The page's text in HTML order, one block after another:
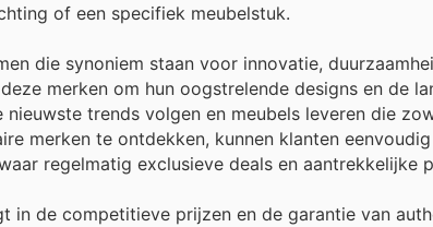
of een specifiek meubelstuk.
die synoniem staan voor innovatie,
merken om hun oogstrelende designs en de
trends volgen en meubels leveren die
merken te ontdekken, kunnen klanten
regelmatig exclusieve deals en aantrekkelijke
in de competitieve prijzen en de garantie van